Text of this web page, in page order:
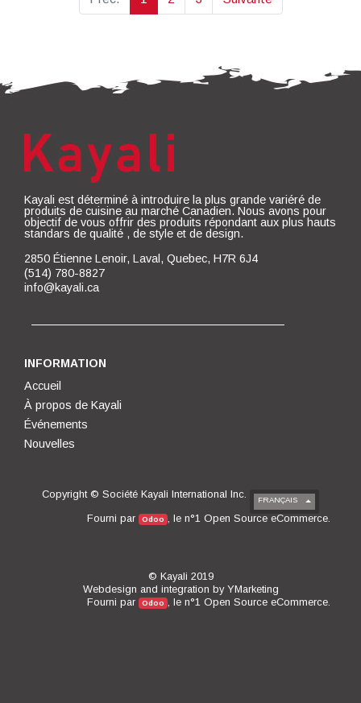
Kayali est déterminé à introduire la plus grande variéré de
produits de cuisine au marché Canadien. Nous avons pour
objectif de vous offrir des produits répondant aux plus hauts
standars de qualité , de style et de design.
2850 Étienne Lenoir, Laval, Quebec, H7R 6J4
(514) 780-8827
info@kayali.ca
INFORMATION
Accueil
À propos de Kayali
Événements
Nouvelles
Copyright © Société Kayali International Inc. FRANÇAIS
Fourni par Odoo , le n°1 Open Source eCommerce.
© Kayali 2019
Webdesign and integration by YMarketing
Fourni par Odoo , le n°1 Open Source eCommerce.